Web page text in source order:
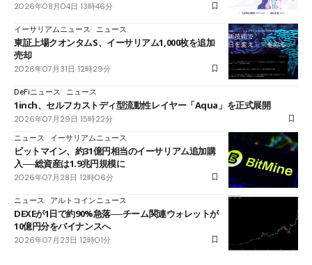
2026年08月04日 13時46分
イーサリアムニュース ニュース
東証上場クオンタムS、イーサリアム1,000枚を追加
売却
2026年07月31日 12時29分
DeFiニュース ニュース
1inch、セルフカストディ型流動性レイヤー「Aqua」を正式展開
2026年07月29日 15時22分
ニュース
イーサリアムニュース
ビットマイン、約31億円相当のイーサリアム追加購
入──総資産は1.9兆円規模に
2026年07月28日 12時06分
ニュース アルトコインニュース
DEXEが1日で約90%急落──チーム関連ウォレットが
10億円分をバイナンスへ
2026年07月23日 12時01分